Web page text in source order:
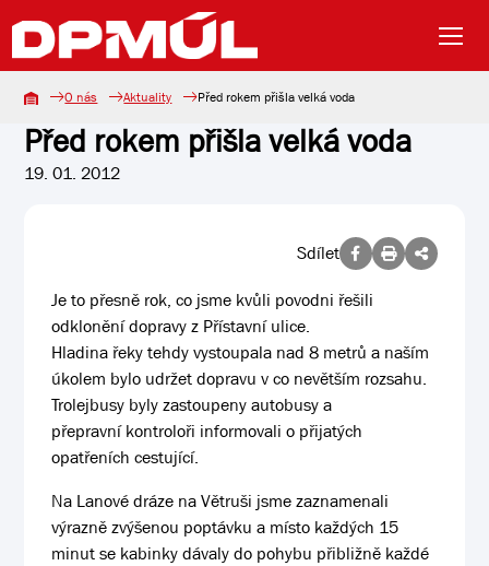
O nás Aktuality Před rokem přišla velká voda
Před rokem přišla velká voda
19. 01. 2012
Sdílet
Je to přesně rok, co jsme kvůli povodni řešili
odklonění dopravy z Přístavní ulice.
Hladina řeky tehdy vystoupala nad 8 metrů a naším
úkolem bylo udržet dopravu v co nevětším rozsahu.
Trolejbusy byly zastoupeny autobusy a
přepravní kontroloři informovali o přijatých
opatřeních cestující.
Na Lanové dráze na Větruši jsme zaznamenali
výrazně zvýšenou poptávku a místo každých 15
minut se kabinky dávaly do pohybu přibližně každé